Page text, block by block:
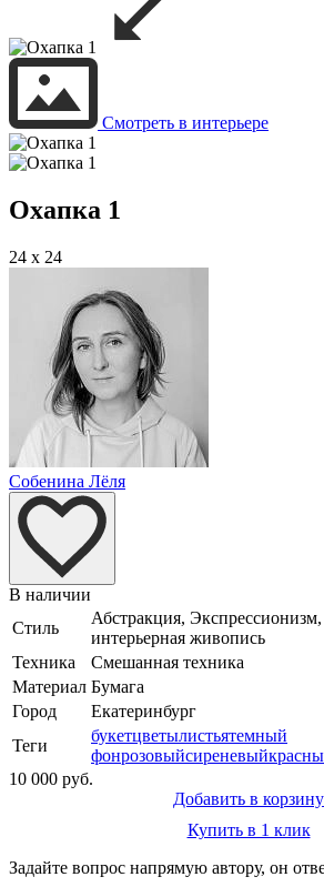
Смотреть в интерьере
Охапка 1
24 x 24
Собенина Лёля
В наличии
Стиль
Абстракция,
интерьерная живопись
Техника
Смешанная техника
Материал Бумага
Город
Екатеринбург
Теги
букетцветылистьятемный
фонрозовыйсиреневый
10 000 руб.
Добавить в корзину
Купить в 1 клик
Задайте вопрос напрямую автору, он